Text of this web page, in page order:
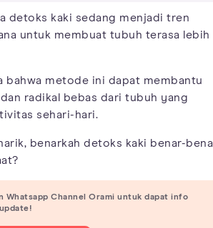
detoks kaki sedang menjadi tren
untuk membuat tubuh terasa lebih
bahwa metode ini dapat membantu
radikal bebas dari tubuh yang
sehari-hari.
benarkah detoks kaki benar-
Whatsapp Channel Orami untuk dapat info